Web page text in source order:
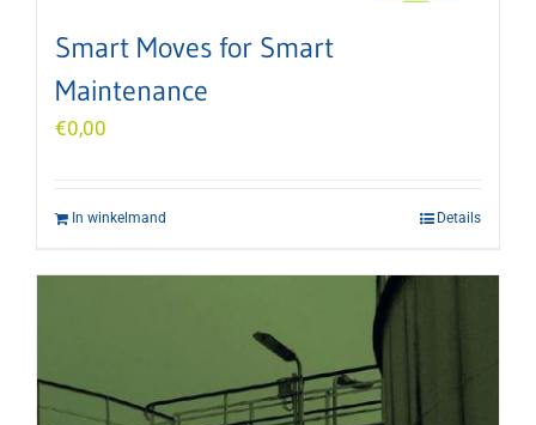
Smart Moves for Smart
Maintenance
€0,00
In winkelmand Details